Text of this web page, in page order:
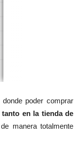
poder comprar
tanto en la tienda de
manera totalmente